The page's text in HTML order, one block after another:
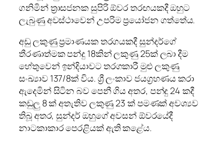
ගනිමින් ත්‍රාසජනක සුපිරි ඕවර තරඟයකදී ඔහුට
ලැබුණු අවස්ථාවෙන් උපරිම ප්‍රයෝජන ගත්තේය.
අඩු ලකුණු ප්‍රමාණයක තරගයකදී සුන්දර්ගේ
තීරණාත්මක පන්දු 18කින් ලකුණු 25ක් ලබා දීම
හේතුවෙන් ඉන්දියාවට තරගකාරී මුළු ලකුණු
සංඛ්‍යාව 137/8ක් විය. ශ්‍රී ලංකාව ජයග්‍රහණය කරා
ඇදෙමින් සිටින බව පෙනී ගිය අතර, පන්දු 24 කදී
කඩුලු 8 ක් අතැතිව ලකුණු 23 ක් පමණක් අවශ්‍යව
තිබූ අතර, සුන්දර් ඔහුගේ අවසන් ඕවරයේදී
නාටකාකාර පෙරළියක් ඇති කළේය.